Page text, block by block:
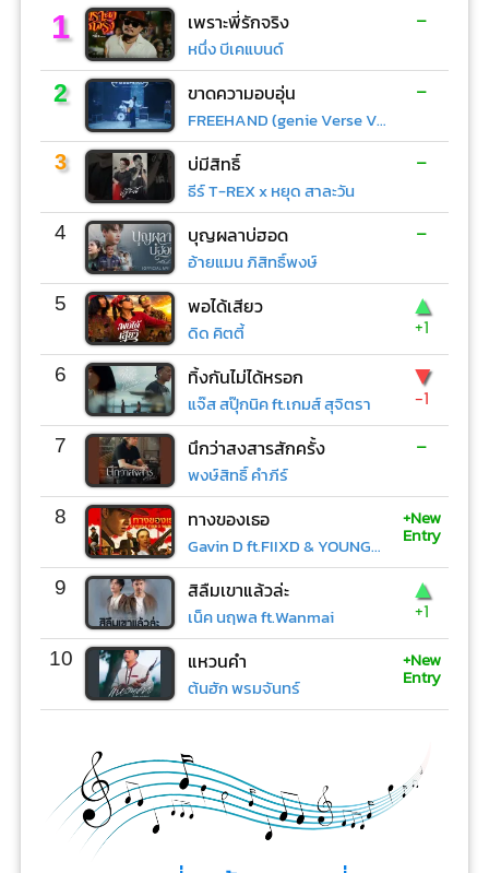
1 เพราะพี่รักจริง
หนึ่ง บีเคแบนด์
-
2 ขาดความอบอุ่น
FREEHAND (genie Verse Vol.1)
-
3 บ่มีสิทธิ์
ธีร์ T-REX x หยุด สาละวัน
-
4 บุญผลาบ่ฮอด
อ้ายแมน ภิสิทธิ์พงษ์
-
5 พอได้เสียว
ดิด คิตตี้
▲
+1
6 ทิ้งกันไม่ได้หรอก
แจ๊ส สปุ๊กนิค ft.เกมส์ สุจิตรา
▼
-1
7 นึกว่าสงสารสักครั้ง
พงษ์สิทธิ์ คำภีร์
-
8 ทางของเธอ
Gavin D ft.FIIXD & YOUNGOHM
+New
Entry
9 สิลืมเขาแล้วล่ะ
เน็ค นฤพล ft.Wanmai
▲
+1
10 แหวนคำ
ต้นฮัก พรมจันทร์
+New
Entry